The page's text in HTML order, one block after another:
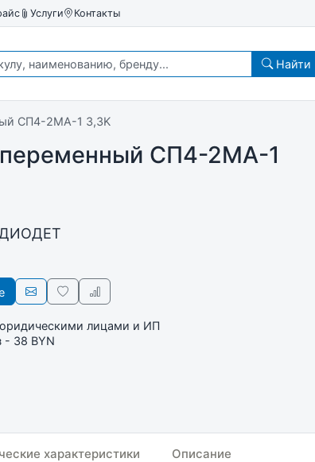
Услуги Контакты
Найти
СП4-2МА-1 3,3K
переменный СП4-2МА-1
лицами и ИП
- 38 BYN
характеристики Описание